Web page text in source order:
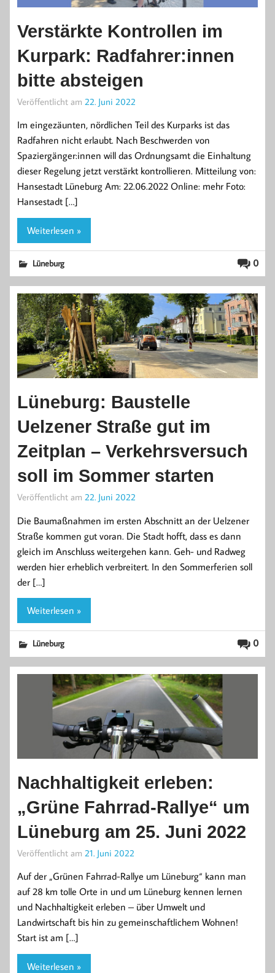
Verstärkte Kontrollen im
Kurpark: Radfahrer:innen
bitte absteigen
Veröffentlicht am 22. Juni 2022
Im eingezäunten, nördlichen Teil des Kurparks ist das
Radfahren nicht erlaubt. Nach Beschwerden von
Spaziergänger:innen will das Ordnungsamt die Einhaltung
dieser Regelung jetzt verstärkt kontrollieren. Mitteilung von:
Hansestadt Lüneburg Am: 22.06.2022 Online: mehr Foto:
Hansestadt […]
Weiterlesen »
0
Lüneburg
Lüneburg: Baustelle
Uelzener Straße gut im
Zeitplan – Verkehrsversuch
soll im Sommer starten
Veröffentlicht am 22. Juni 2022
Die Baumaßnahmen im ersten Abschnitt an der Uelzener
Straße kommen gut voran. Die Stadt hofft, dass es dann
gleich im Anschluss weitergehen kann. Geh- und Radweg
werden hier erheblich verbreitert. In den Sommerferien soll
der […]
Weiterlesen »
0
Lüneburg
Nachhaltigkeit erleben:
„Grüne Fahrrad-Rallye“ um
Lüneburg am 25. Juni 2022
Veröffentlicht am 21. Juni 2022
Auf der „Grünen Fahrrad-Rallye um Lüneburg“ kann man
auf 28 km tolle Orte in und um Lüneburg kennen lernen
und Nachhaltigkeit erleben – über Umwelt und
Landwirtschaft bis hin zu gemeinschaftlichem Wohnen!
Start ist am […]
Weiterlesen »